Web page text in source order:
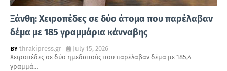
Ξάνθη: Χειροπέδες σε δύο άτομα που παρέλαβαν
δέμα με 185 γραμμάρια κάνναβης
thrakipress.gr
July 15, 2026
Χειροπέδες σε δύο ημεδαπούς που παρέλαβαν δέμα με 185,4
γραμμά…